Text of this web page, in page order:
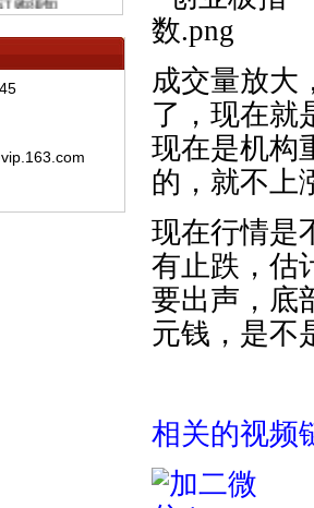
选
知
买须知
代理销售流程
成交量放大
了，现在就
现在是机构
的，就不上
现在行情是
有止跌，估
要出声，底
元钱，是不
相关的视频